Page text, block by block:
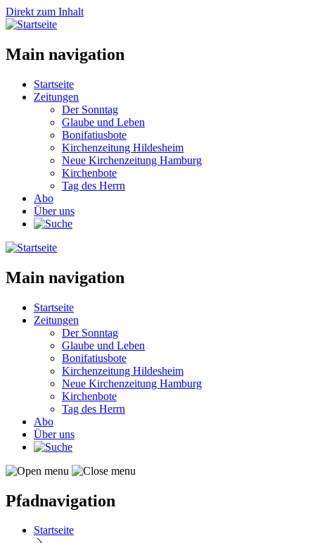
Direkt zum Inhalt
Main navigation
Startseite
Zeitungen
Der Sonntag
Glaube und Leben
Bonifatiusbote
Kirchenzeitung Hildesheim
Neue Kirchenzeitung Hamburg
Kirchenbote
Tag des Herrn
Abo
Über uns
Main navigation
Startseite
Zeitungen
Der Sonntag
Glaube und Leben
Bonifatiusbote
Kirchenzeitung Hildesheim
Neue Kirchenzeitung Hamburg
Kirchenbote
Tag des Herrn
Abo
Über uns
Pfadnavigation
Startseite